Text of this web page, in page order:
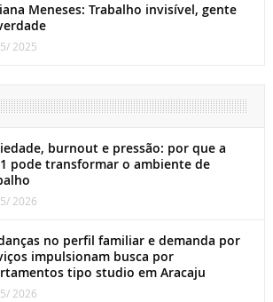
Meneses: Trabalho invisível, gente
2025
burnout e pressão: por que a
1 pode transformar o ambiente de
2026
no perfil familiar e demanda por
impulsionam busca por
tipo studio em Aracaju
2026